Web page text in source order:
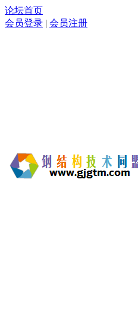
论坛首页
会员登录 | 会员注册